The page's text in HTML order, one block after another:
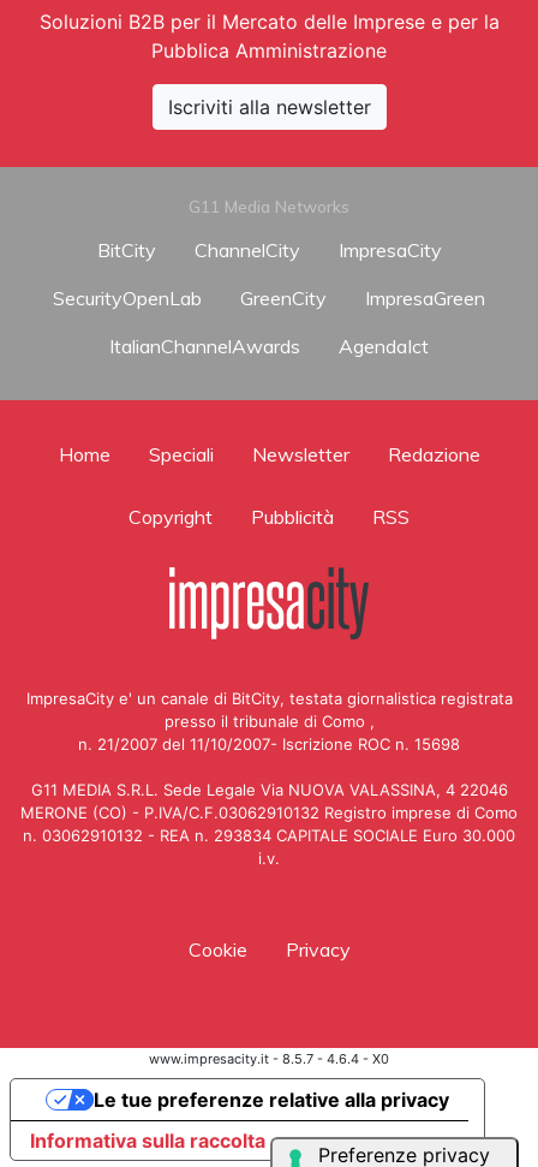
Soluzioni B2B per il Mercato delle Imprese e per la
Pubblica Amministrazione
Iscriviti alla newsletter
G11 Media Networks
BitCity ChannelCity
ImpresaCity
SecurityOpenLab
GreenCity
ImpresaGreen
ItalianChannelAwards
AgendaIct
Home Speciali Newsletter Redazione
Copyright Pubblicità RSS
ImpresaCity e' un canale di BitCity, testata giornalistica registrata
presso il tribunale di Como ,
n. 21/2007 del 11/10/2007- Iscrizione ROC n. 15698
G11 MEDIA S.R.L. Sede Legale Via NUOVA VALASSINA, 4 22046
MERONE (CO) - P.IVA/C.F.03062910132 Registro imprese di Como
n. 03062910132 - REA n. 293834 CAPITALE SOCIALE Euro 30.000
i.v.
Cookie Privacy
www.impresacity.it - 8.5.7 - 4.6.4 - X0
Informativa sulla raccolta
Le tue preferenze relative alla privacy